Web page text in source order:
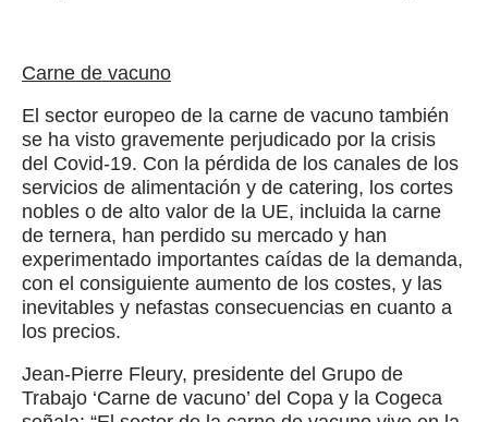
Carne de vacuno
El sector europeo de la carne de vacuno también
se ha visto gravemente perjudicado por la crisis
del Covid-19. Con la pérdida de los canales de los
servicios de alimentación y de catering, los cortes
nobles o de alto valor de la UE, incluida la carne
de ternera, han perdido su mercado y han
experimentado importantes caídas de la demanda,
con el consiguiente aumento de los costes, y las
inevitables y nefastas consecuencias en cuanto a
los precios.
Jean-Pierre Fleury, presidente del Grupo de
Trabajo ‘Carne de vacuno’ del Copa y la Cogeca